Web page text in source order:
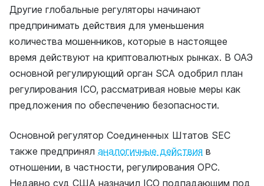
Другие глобальные регуляторы начинают
предпринимать действия для уменьшения
количества мошенников, которые в настоящее
время действуют на криптовалютных рынках. В ОАЭ
основной регулирующий орган SCA одобрил план
регулирования ICO, рассматривая новые меры как
предложения по обеспечению безопасности.
Основной регулятор Соединенных Штатов SEC
также предпринял аналогичные действия в
отношении, в частности, регулирования ОРС.
Недавно суд США назначил ICO подпадающим под